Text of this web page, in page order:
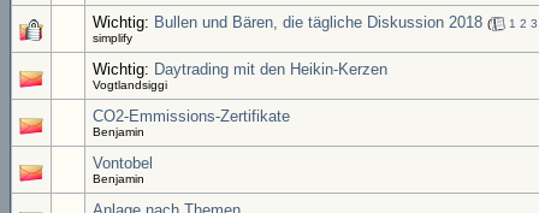
Wichtig: Bullen und Bären, die tägliche Diskussion 2018 ( 1 2 3
simplify
Wichtig: Daytrading mit den Heikin-Kerzen
Vogtlandsiggi
CO2-Emmissions-Zertifikate
Benjamin
Vontobel
Benjamin